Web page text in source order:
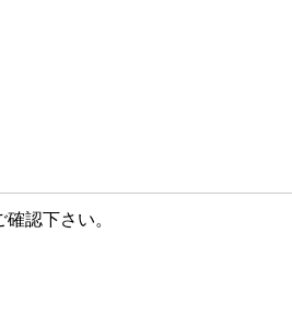
認下さい。